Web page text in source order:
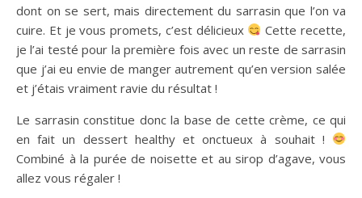
dont on se sert, mais directement du sarrasin que l’on va
cuire. Et je vous promets, c’est délicieux
Cette recette,
je l’ai testé pour la première fois avec un reste de sarrasin
que j’ai eu envie de manger autrement qu’en version salée
et j’étais vraiment ravie du résultat !
Le sarrasin constitue donc la base de cette crème, ce qui
en fait un dessert healthy et onctueux à souhait !
Combiné à la purée de noisette et au sirop d’agave, vous
allez vous régaler !